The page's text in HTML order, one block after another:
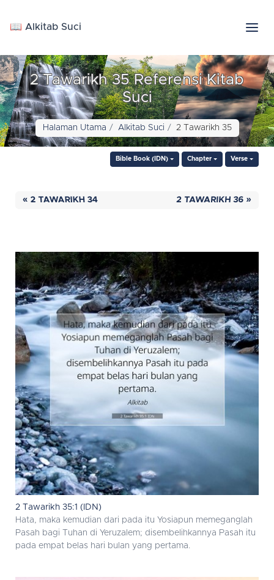
📖 Alkitab Suci
2 Tawarikh 35 Referensi Kitab
Suci
Halaman Utama Alkitab Suci 2 Tawarikh 35
Bible Book (IDN) Chapter Verse
« 2 TAWARIKH 34 2 TAWARIKH 36 »
2 Tawarikh 35:1 (IDN)
Hata, maka kemudian dari pada itu Yosiapun memeganglah
Pasah bagi Tuhan di Yeruzalem; disembelihkannya Pasah itu
pada empat belas hari bulan yang pertama.